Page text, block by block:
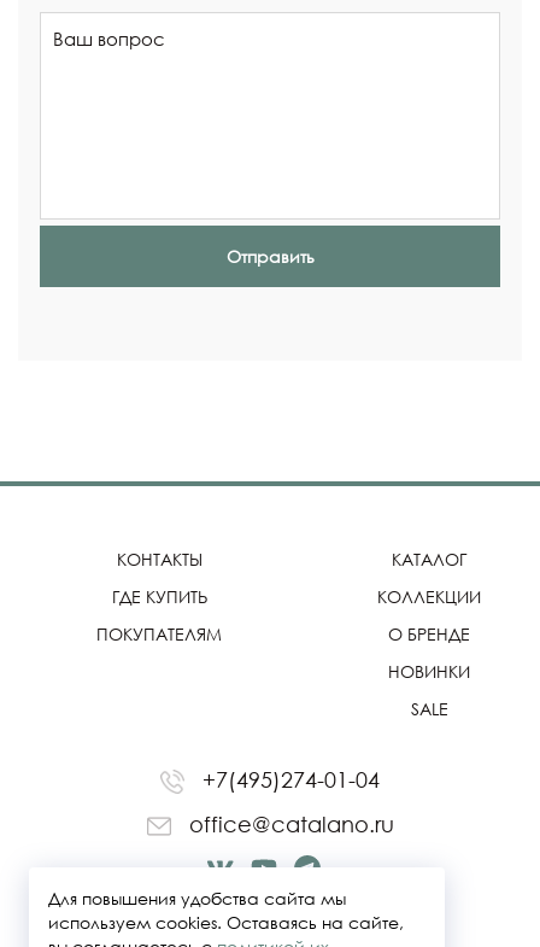
Отправить
КОНТАКТЫ
ГДЕ КУПИТЬ
ПОКУПАТЕЛЯМ
КАТАЛОГ
КОЛЛЕКЦИИ
О БРЕНДЕ
НОВИНКИ
SALE
+7(495)274-01-04
office@catalano.ru
Для повышения удобства сайта мы
используем cookies. Оставаясь на сайте,